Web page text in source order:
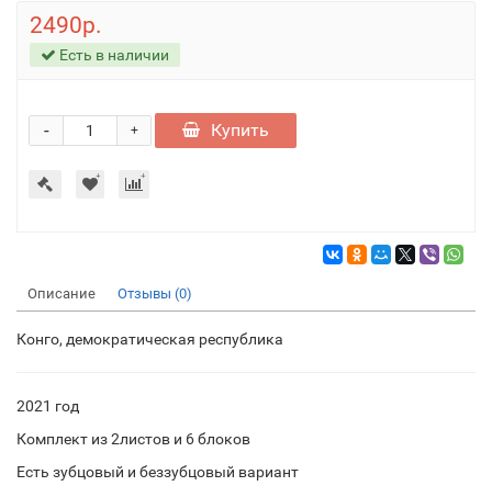
2490р.
Есть в наличии
+
- Купить
Описание Отзывы (0)
Конго, демократическая республика
2021 год
Комплект из 2листов и 6 блоков
Есть зубцовый и беззубцовый вариант